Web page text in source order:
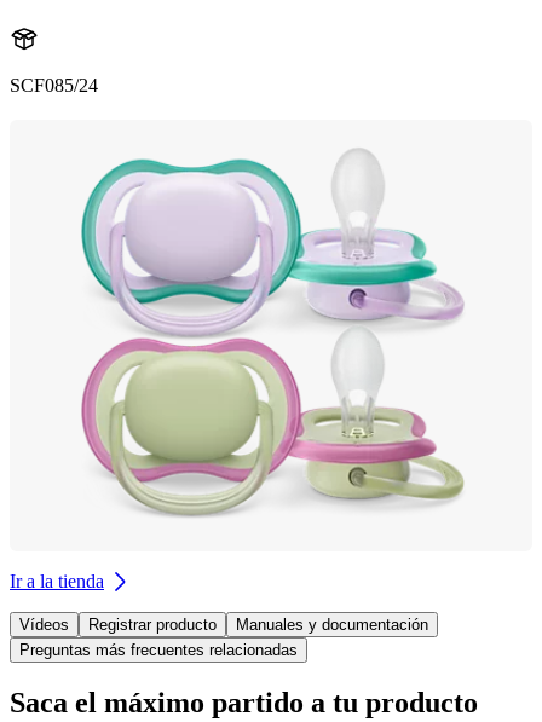
SCF085/24
Ir a la tienda
Vídeos Registrar producto
Manuales y documentación
Preguntas más frecuentes relacionadas
Saca el máximo partido a tu producto